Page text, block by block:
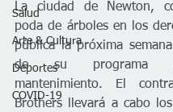
Salud
Arte & Cultura
Deportes
COVID-19
La ciudad de Newton,
poda de árboles en los
pública la próxima
de su programa
mantenimiento. El
Brothers llevará a cabo